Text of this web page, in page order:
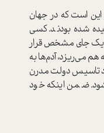
است که در جهان
شده بودند. کسی
یک جای مشخص قرار
می‌ریزد، آدم‌ها به
تاسیس دولت مدرن
ضمن اینکه خود